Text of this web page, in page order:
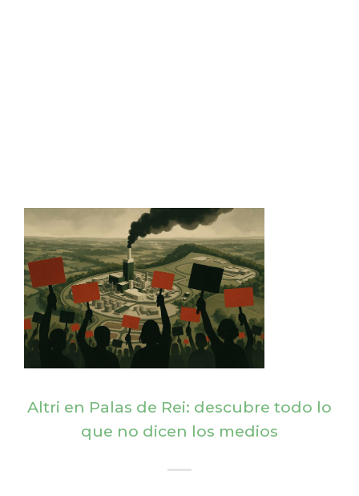
Altri en Palas de Rei: descubre todo lo
que no dicen los medios